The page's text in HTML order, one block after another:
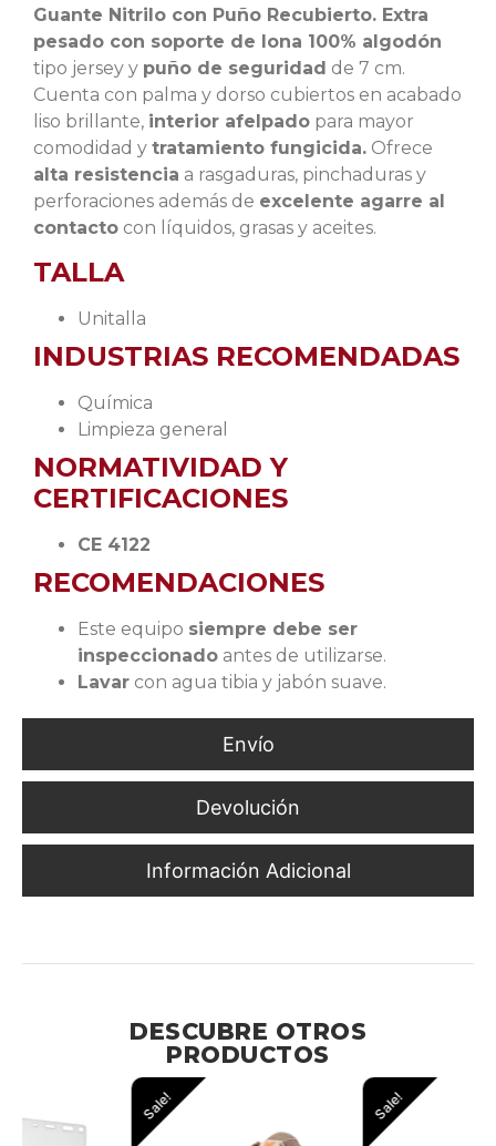
Envío
Devolución
Información Adicional
Guante Nitrilo con Puño Recubierto. Extra
pesado con soporte de lona 100% algodón
tipo jersey y puño de seguridad de 7 cm.
Cuenta con palma y dorso cubiertos en acabado
liso brillante, interior afelpado para mayor
comodidad y tratamiento fungicida. Ofrece
alta resistencia a rasgaduras, pinchaduras y
perforaciones además de excelente agarre al
contacto con líquidos, grasas y aceites.
TALLA
Unitalla
INDUSTRIAS RECOMENDADAS
Química
Limpieza general
NORMATIVIDAD Y
CERTIFICACIONES
CE 4122
RECOMENDACIONES
Este equipo siempre debe ser
inspeccionado antes de utilizarse.
Lavar con agua tibia y jabón suave.
DESCUBRE OTROS
PRODUCTOS